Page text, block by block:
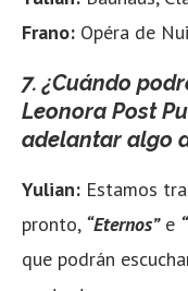
Frano: Opéra de
7. ¿Cuándo
Leonora Post
adelantar algo
Yulian: Estamos
pronto, “Eternos”e
que podrán